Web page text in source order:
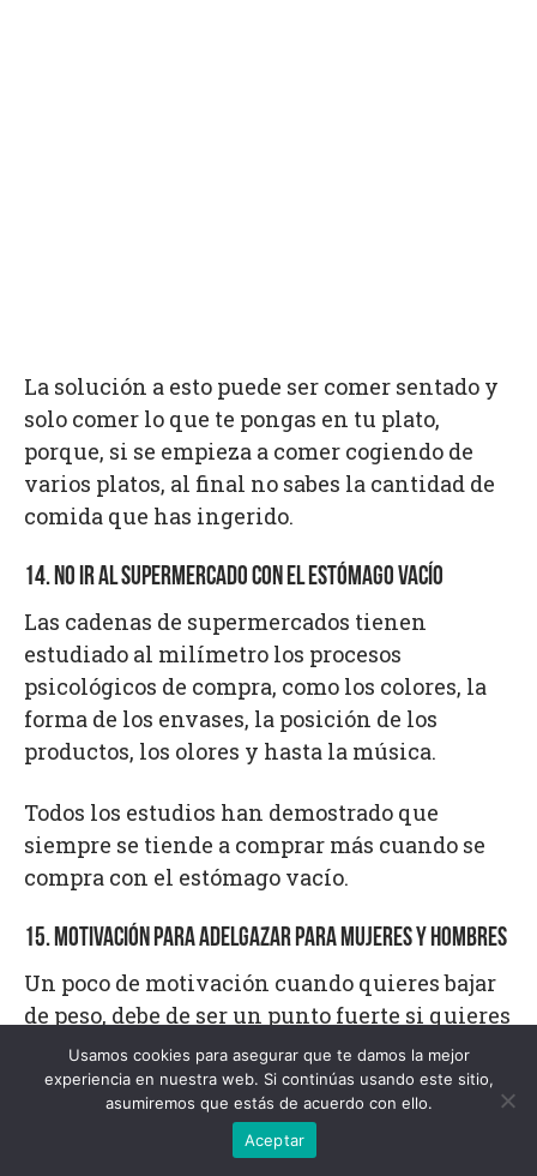
La solución a esto puede ser comer sentado y
solo comer lo que te pongas en tu plato,
porque, si se empieza a comer cogiendo de
varios platos, al final no sabes la cantidad de
comida que has ingerido.
14. NO IR AL SUPERMERCADO CON EL ESTÓMAGO VACÍO
Las cadenas de supermercados tienen
estudiado al milímetro los procesos
psicológicos de compra, como los colores, la
forma de los envases, la posición de los
productos, los olores y hasta la música.
Todos los estudios han demostrado que
siempre se tiende a comprar más cuando se
compra con el estómago vacío.
15. MOTIVACIÓN PARA ADELGAZAR PARA MUJERES Y HOMBRES
Un poco de motivación cuando quieres bajar
de peso, debe de ser un punto fuerte si quieres
llegar a la meta:
Hazte una foto de cuerpo entero antes de
Usamos cookies para asegurar que te damos la mejor
experiencia en nuestra web. Si continúas usando este sitio,
asumiremos que estás de acuerdo con ello.
Aceptar